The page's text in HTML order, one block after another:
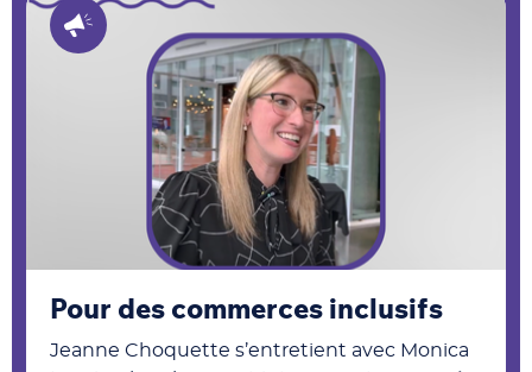
Pour des commerces inclusifs
Jeanne Choquette s’entretient avec Monica